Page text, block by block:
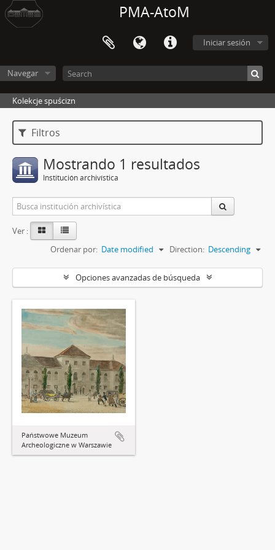
PMA-AtoM
Iniciar sesión
Navegar
Kolekcje spuścizn
Filtros
Mostrando 1 resultados
Institución archivística
Ver :
Ordenar por: Date modified Direction: Descending
Opciones avanzadas de búsqueda
Państwowe Muzeum
Archeologiczne w Warszawie